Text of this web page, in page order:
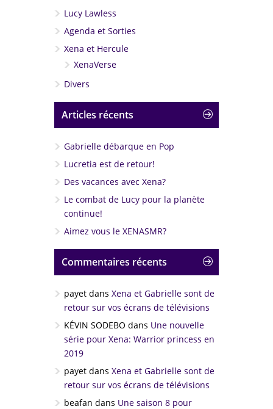
Lucy Lawless
Agenda et Sorties
Xena et Hercule
XenaVerse
Divers
Articles récents
Gabrielle débarque en Pop
Lucretia est de retour!
Des vacances avec Xena?
Le combat de Lucy pour la planète
continue!
Aimez vous le XENASMR?
Commentaires récents
payet dans Xena et Gabrielle sont de
retour sur vos écrans de télévisions
KÉVIN SODEBO dans Une nouvelle
série pour Xena: Warrior princess en
2019
payet dans Xena et Gabrielle sont de
retour sur vos écrans de télévisions
beafan dans Une saison 8 pour